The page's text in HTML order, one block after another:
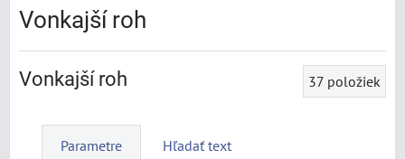
Vonkajší roh
Vonkajší roh 37 položiek
Parametre Hľadať text